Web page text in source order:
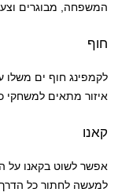
המשפחה, מבוגרים
חוף
לקמפינג חוף ים משלו
איזור מתאים למשחקי
קאנו
למעשה לחתור כל